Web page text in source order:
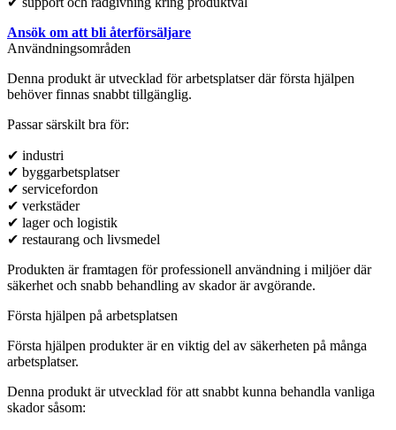
Ansök om att bli återförsäljare
Användningsområden
Denna produkt är utvecklad för arbetsplatser där första hjälpen
behöver finnas snabbt tillgänglig.
Passar särskilt bra för:
✔ industri
✔ byggarbetsplatser
✔ servicefordon
✔ verkstäder
✔ lager och logistik
✔ restaurang och livsmedel
Produkten är framtagen för professionell användning i miljöer där
säkerhet och snabb behandling av skador är avgörande.
Första hjälpen på arbetsplatsen
Första hjälpen produkter är en viktig del av säkerheten på många
arbetsplatser.
Denna produkt är utvecklad för att snabbt kunna behandla vanliga
skador såsom: